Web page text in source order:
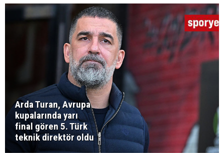
Arda Turan, Avrupa
kupalarında yarı
final gören 5. Türk
teknik direktör oldu